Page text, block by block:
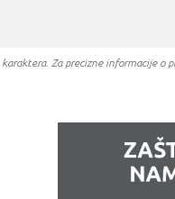
Za precizne informacije o